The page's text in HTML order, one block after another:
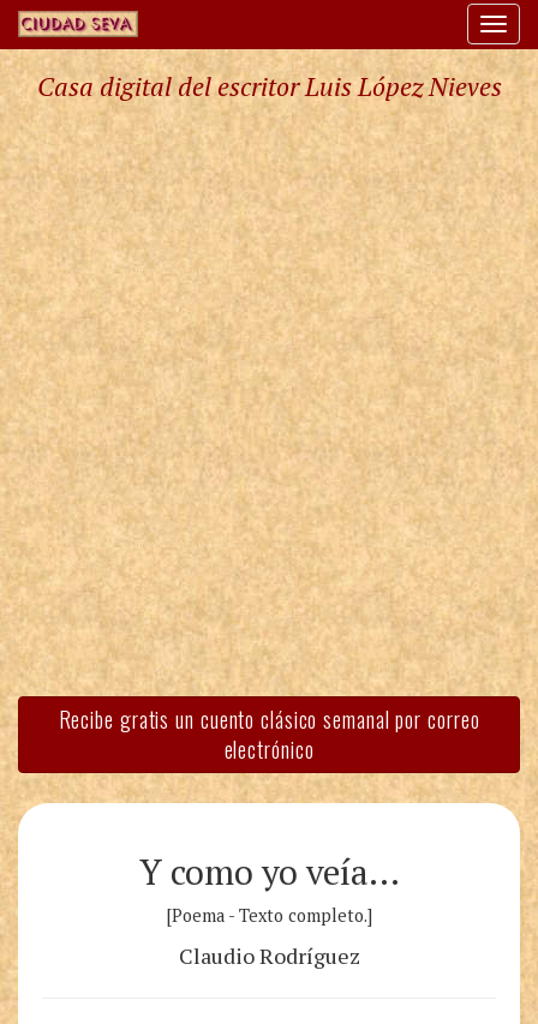
Casa digital del escritor Luis López Nieves
Recibe gratis un cuento clásico semanal por correo
electrónico
Y como yo veía…
[Poema - Texto completo.]
Claudio Rodríguez